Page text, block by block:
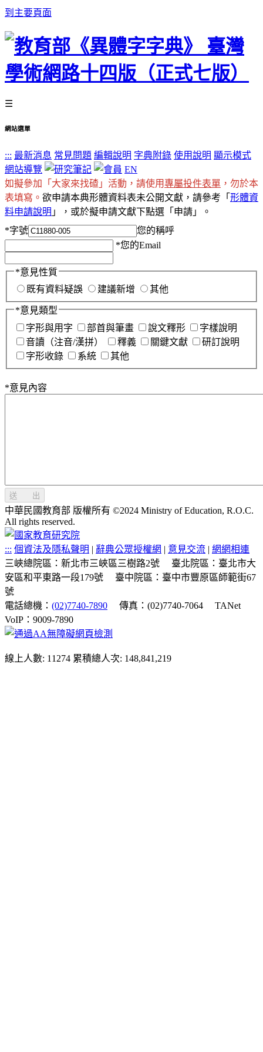
到主要頁面
☰
網站選單
::: 最新消息 常見問題 編輯說明 字典附錄 使用說明 顯示模式
網站導覽
EN
如擬參加「大家來找碴」活動，請使用專屬投件表單 ，勿於本
表填寫。 欲申請本典形體資料表未公開文獻，請參考「 形體資
料申請說明 」，或於擬申請文獻下點選「申請」。
*字號
您的稱呼
*您的Email
*意見性質
既有資料疑誤
建議新增 其他
*意見類型
字形與用字
部首與筆畫 說文釋形
字樣說明
音讀（注音/漢拼）
釋義 關鍵文獻
研訂說明
字形收錄
系統 其他
*意見內容
送 出
中華民國教育部 版權所有 ©2024 Ministry of Education, R.O.C.
All rights reserved.
::: 個資法及隱私聲明 | 辭典公眾授權網 | 意見交流 | 網網相連
三峽總院區：新北市三峽區三樹路2號
臺北院區：臺北市大
安區和平東路一段179號
臺中院區：臺中市豐原區師範街67
號
電話總機： (02)7740-7890 傳真：(02)7740-7064
TANet
VoIP：9009-7890
線上人數: 11274 累積總人次: 148,841,219